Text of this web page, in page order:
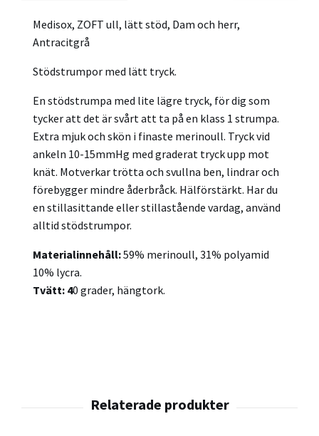
Medisox, ZOFT ull, lätt stöd, Dam och herr,
Antracitgrå
Stödstrumpor med lätt tryck.
En stödstrumpa med lite lägre tryck, för dig som
tycker att det är svårt att ta på en klass 1 strumpa.
Extra mjuk och skön i finaste merinoull. Tryck vid
ankeln 10-15mmHg med graderat tryck upp mot
knät. Motverkar trötta och svullna ben, lindrar och
förebygger mindre åderbråck. Hälförstärkt. Har du
en stillasittande eller stillastående vardag, använd
alltid stödstrumpor.
Materialinnehåll:59% merinoull, 31% polyamid
10% lycra.
Tvätt: 40 grader, hängtork.